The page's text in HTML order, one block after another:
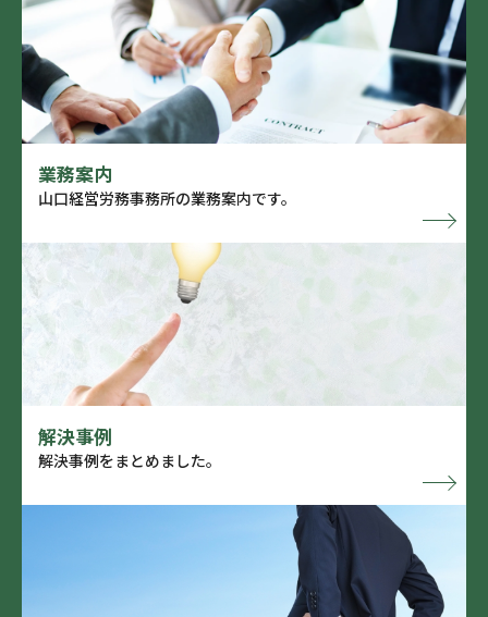
業務案内
山口経営労務事務所の業務案内です。
解決事例
解決事例をまとめました。